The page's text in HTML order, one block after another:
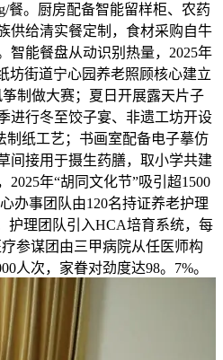
餐。厨房配备智能留样柜、农药
供给清实餐定制，食材采购自牛
智能餐盘从动识别热量，2025年
坊街道宁心园养老照顾核心建立
制做大赛；夏日开展露天片子
进行冬至饺子宴、非遗工坊开设
纸工艺；书画室配备电子摹仿
间接用于摄生药膳，取小学共建
年“胡同文化节”吸引超1500
办事团队由120名持证养老护理
护理团队引入HCA培育系统，每
参谋团由三甲病院从任医师构
人次，家眷对劲度达98。7%。